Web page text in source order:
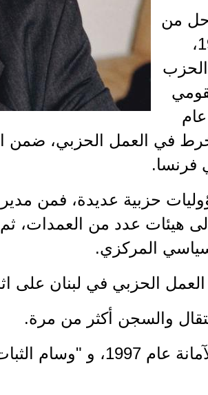
من
مواليد 1934،
الحزب
عام
وانخرط في العمل الحزبي،
فرنسا.
حزبية عديدة، فمن
هيئات عدد من العمدات، ثم
المركزي.
الحزبي في لبنان على اثر
والسجن أكثر من مرة.